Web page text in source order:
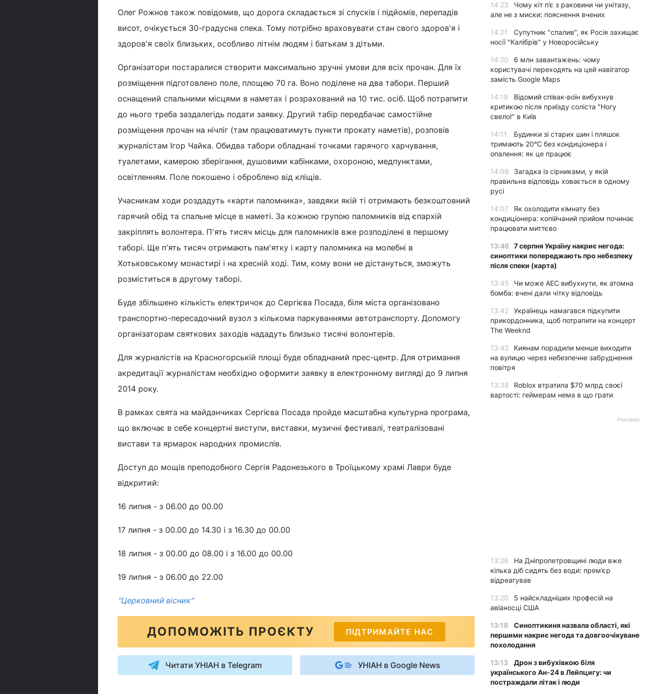
Олег Рожнов також повідомив, що дорога складається зі спусків і підйомів, перепадів
висот, очікується 30-градусна спека. Тому потрібно враховувати стан свого здоров'я і
здоров'я своїх близьких, особливо літнім людям і батькам з дітьми.
Організатори постаралися створити максимально зручні умови для всіх прочан. Для їх
розміщення підготовлено поле, площею 70 га. Воно поділене на два табори. Перший
оснащений спальними місцями в наметах і розрахований на 10 тис. осіб. Щоб потрапити
до нього треба заздалегідь подати заявку. Другий табір передбачає самостійне
розміщення прочан на нічліг (там працюватимуть пункти прокату наметів), розповів
журналістам Ігор Чайка. Обидва табори обладнані точками гарячого харчування,
туалетами, камерою зберігання, душовими кабінками, охороною, медпунктами,
освітленням. Поле покошено і оброблено від кліщів.
Учасникам ходи роздадуть «карти паломника», завдяки якій ті отримають безкоштовний
гарячий обід та спальне місце в наметі. За кожною групою паломників від єпархій
закріплять волонтера. П'ять тисяч місць для паломників вже розподілені в першому
таборі. Ще п'ять тисяч отримають пам'ятку і карту паломника на молебні в
Хотьковському монастирі і на хресній ході. Тим, кому вони не дістануться, зможуть
розміститься в другому таборі.
Буде збільшено кількість електричок до Сергієва Посада, біля міста організовано
транспортно-пересадочний вузол з кількома паркуваннями автотранспорту. Допомогу
організаторам святкових заходів нададуть близько тисячі волонтерів.
Для журналістів на Красногорській площі буде обладнаний прес-центр. Для отримання
акредитації журналістам необхідно оформити заявку в електронному вигляді до 9 липня
2014 року.
В рамках свята на майданчиках Сергієва Посада пройде масштабна культурна програма,
що включає в себе концертні виступи, виставки, музичні фестивалі, театралізовані
вистави та ярмарок народних промислів.
Доступ до мощів преподобного Сергія Радонезького в Троїцькому храмі Лаври буде
відкритий:
16 липня - з 06.00 до 00.00
17 липня - з 00.00 до 14.30 і з 16.30 до 00.00
18 липня - з 00.00 до 08.00 і з 16.00 до 00.00
19 липня - з 06.00 до 22.00
"Церковний вісник"
ДОПОМОЖІТЬ ПРОЄКТУ ПІДТРИМАЙТЕ НАС
Читати УНІАН в Telegram УНІАН в Google News
14:23
Чому кіт п’є з раковини чи унітазу,
але не з миски: пояснення вчених
14:21
Супутник "спалив", як Росія захищає
носії "Калібрів" у Новоросійську
14:20
6 млн завантажень: чому
користувачі переходять на цей навігатор
замість Google Maps
14:19
Відомий співак-воїн вибухнув
критикою після приїзду соліста "Ногу
свело!" в Київ
14:11
Будинки зі старих шин і пляшок
тримають 20°C без кондиціонера і
опалення: як це працює
14:08
Загадка із сірниками, у якій
правильна відповідь ховається в одному
русі
14:07
Як охолодити кімнату без
кондиціонера: копійчаний прийом починає
працювати миттєво
13:46 7 серпня Україну накриє негода:
синоптики попереджають про небезпеку
після спеки (карта)
13:45
Чи може АЕС вибухнути, як атомна
бомба: вчені дали чітку відповідь
13:42
Українець намагався підкупити
прикордонника, щоб потрапити на концерт
The Weeknd
13:42
Киянам порадили менше виходити
на вулицю через небезпечне забруднення
повітря
13:38
Roblox втратила $70 млрд своєї
вартості: геймерам нема в що грати
Реклама
13:28
На Дніпропетровщині люди вже
кілька діб сидять без води: прем’єр
відреагував
13:20
5 найскладніших професій на
авіаносці США
13:19
Синоптикиня назвала області, які
першими накриє негода та довгоочікуване
похолодання
13:13
Дрон з вибухівкою біля
українського Ан-24 в Лейпцигу: чи
постраждали літак і люди